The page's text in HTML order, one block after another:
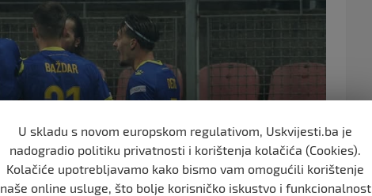
U skladu s novom europskom regulativom, Uskvijesti.ba je
nadogradio politiku privatnosti i korištenja kolačića (Cookies).
Kolačiće upotrebljavamo kako bismo vam omogućili korištenje
naše online usluge, što bolje korisničko iskustvo i funkcionalnost